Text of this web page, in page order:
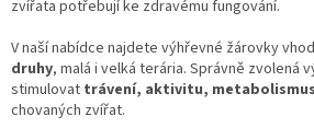
zvířata potřebují ke zdravému fungování.
V naší nabídce najdete výhřevné žárovky
druhy, malá i velká terária. Správně zvolená
stimulovat trávení, aktivitu,
chovaných zvířat.